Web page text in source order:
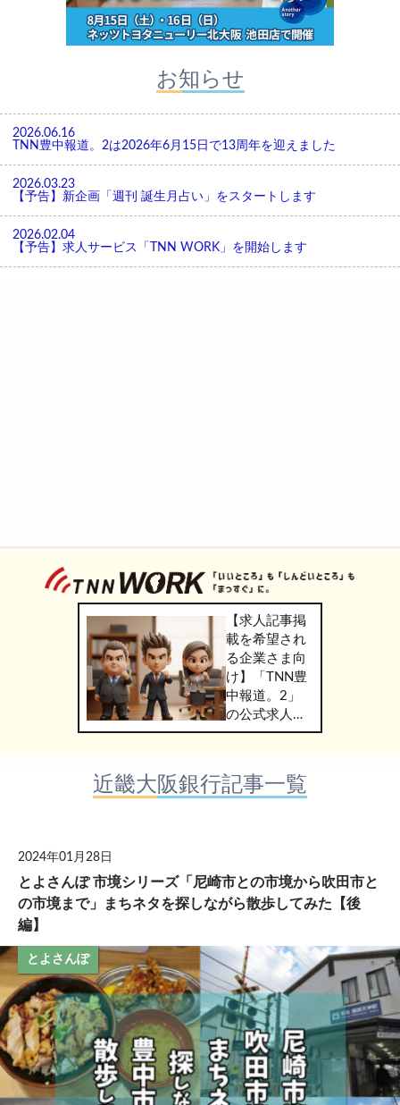
お知らせ
2026.06.16
TNN豊中報道。2は2026年6月15日で13周年を迎えました
2026.03.23
【予告】新企画「週刊 誕生月占い」をスタートします
2026.02.04
【予告】求人サービス「TNN WORK」を開始します
【求人記事掲
載を希望され
る企業さま向
け】「TNN豊
中報道。2」
の公式求人情
報サービス
WORK」のご
掲載につきま
近畿大阪銀行記事一覧
2024年01月28日
とよさんぽ 市境シリーズ「尼崎市との市境から吹田市と
の市境まで」まちネタを探しながら散歩してみた【後
編】
とよさんぽ